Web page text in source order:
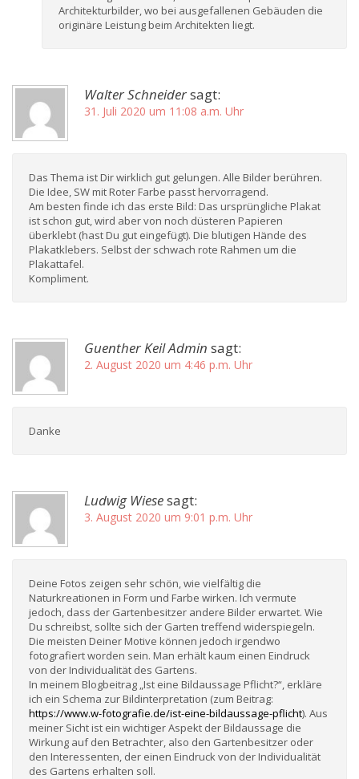
Architekturbilder, wo bei ausgefallenen Gebäuden die
originäre Leistung beim Architekten liegt.
Walter Schneidersagt:
31. Juli 2020 um 11:08 a.m. Uhr
Das Thema ist Dir wirklich gut gelungen. Alle Bilder berühren.
Die Idee, SW mit Roter Farbe passt hervorragend.
Am besten finde ich das erste Bild: Das ursprüngliche Plakat
ist schon gut, wird aber von noch düsteren Papieren
überklebt (hast Du gut eingefügt). Die blutigen Hände des
Plakatklebers. Selbst der schwach rote Rahmen um die
Plakattafel.
Kompliment.
Guenther Keil Admin sagt:
2. August 2020 um 4:46 p.m. Uhr
Danke
Ludwig Wiesesagt:
3. August 2020 um 9:01 p.m. Uhr
Deine Fotos zeigen sehr schön, wie vielfältig die
Naturkreationen in Form und Farbe wirken. Ich vermute
jedoch, dass der Gartenbesitzer andere Bilder erwartet. Wie
Du schreibst, sollte sich der Garten treffend widerspiegeln.
Die meisten Deiner Motive können jedoch irgendwo
fotografiert worden sein. Man erhält kaum einen Eindruck
von der Individualität des Gartens.
In meinem Blogbeitrag „Ist eine Bildaussage Pflicht?“, erkläre
ich ein Schema zur Bildinterpretation (zum Beitrag:
https://www.w-fotografie.de/ist-eine-bildaussage-pflicht). Aus
meiner Sicht ist ein wichtiger Aspekt der Bildaussage die
Wirkung auf den Betrachter, also den Gartenbesitzer oder
den Interessenten, der einen Eindruck von der Individualität
des Gartens erhalten soll.